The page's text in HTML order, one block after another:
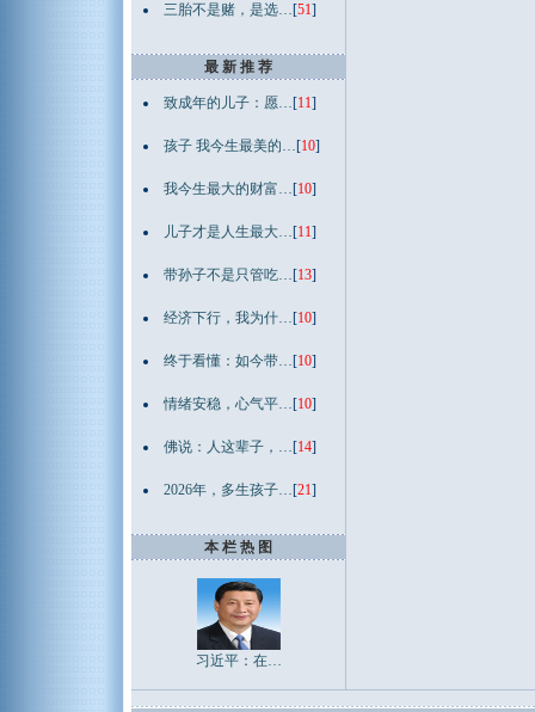
三胎不是赌，是选…[51]
最 新 推 荐
致成年的儿子：愿…[11]
孩子 我今生最美的…[10]
我今生最大的财富…[10]
儿子才是人生最大…[11]
带孙子不是只管吃…[13]
经济下行，我为什…[10]
终于看懂：如今带…[10]
情绪安稳，心气平…[10]
佛说：人这辈子，…[14]
2026年，多生孩子…[21]
本 栏 热 图
习近平：在…